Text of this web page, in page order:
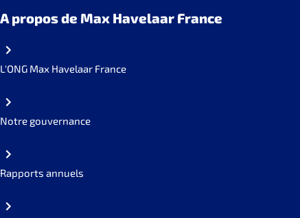
A propos de Max Havelaar France
L'ONG Max Havelaar France
Notre gouvernance
Rapports annuels